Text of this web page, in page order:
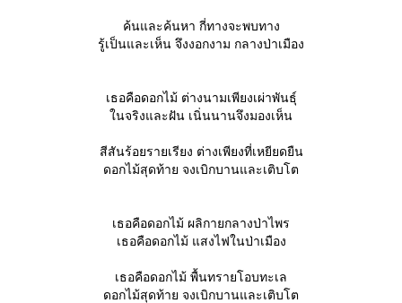
ค้นและค้นหา กี่ทางจะพบทาง
รู้เป็นและเห็น จึงงอกงาม กลางป่าเมือง
เธอคือดอกไม้ ต่างนามเพียงเผ่าพันธุ์
นจริงและฝัน เนิ่นนานจึงมองเห็น
สีสันร้อยรายเรียง ต่างเพียงที่เหยียดยืน
ดอกไม้สุดท้าย จงเบิกบานและเติบโต
เธอคือดอกไม้ ผลิกายกลางป่าไพร
เธอคือดอกไม้ แสงไฟในป่าเมือง
เธอคือดอกไม้ พื้นทรายโอบทะเล
ดอกไม้สุดท้าย จงเบิกบานและเติบโต